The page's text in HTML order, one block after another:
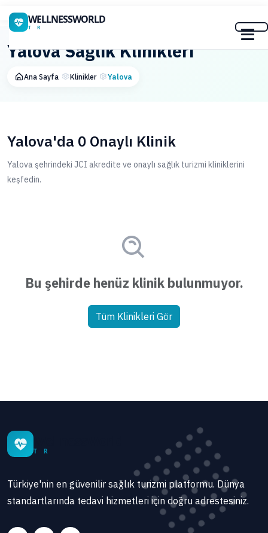
WELLNESSWORLD
T R
Yalova Sağlık Klinikleri
Ana Sayfa Klinikler Yalova
Yalova'da 0 Onaylı Klinik
Yalova şehrindeki JCI akredite ve onaylı sağlık turizmi kliniklerini
keşfedin.
Bu şehirde henüz klinik bulunmuyor.
Tüm Klinikleri Gör
T R
Türkiye'nin en güvenilir sağlık turizmi platformu. Dünya
standartlarında tedavi hizmetleri için doğru adrestesiniz.